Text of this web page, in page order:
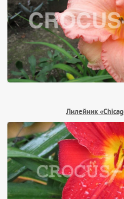
Лилейник